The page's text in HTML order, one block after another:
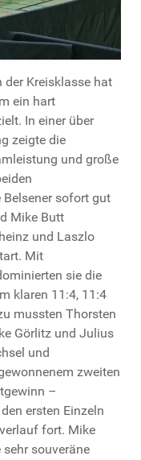
Kreisklasse hat
ein hart
In einer über
zeigte die
und große
Belsener sofort gut
Mike Butt
und Laszlo
Mit
sie die
klaren 11:4, 11:4
mussten Thorsten
Görlitz und Julius
und
zweiten
–
ersten Einzeln
fort. Mike
souveräne